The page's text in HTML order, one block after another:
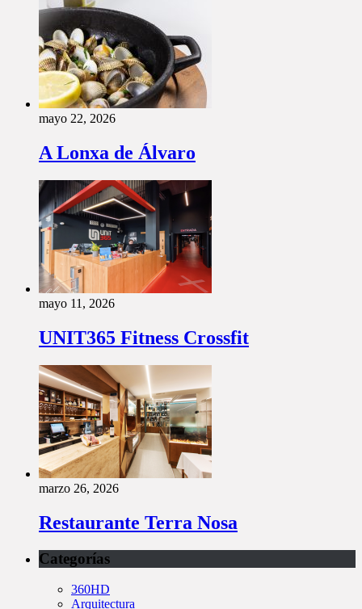
mayo 22, 2026
A Lonxa de Álvaro
mayo 11, 2026
UNIT365 Fitness Crossfit
marzo 26, 2026
Restaurante Terra Nosa
Categorías
360HD
Arquitectura